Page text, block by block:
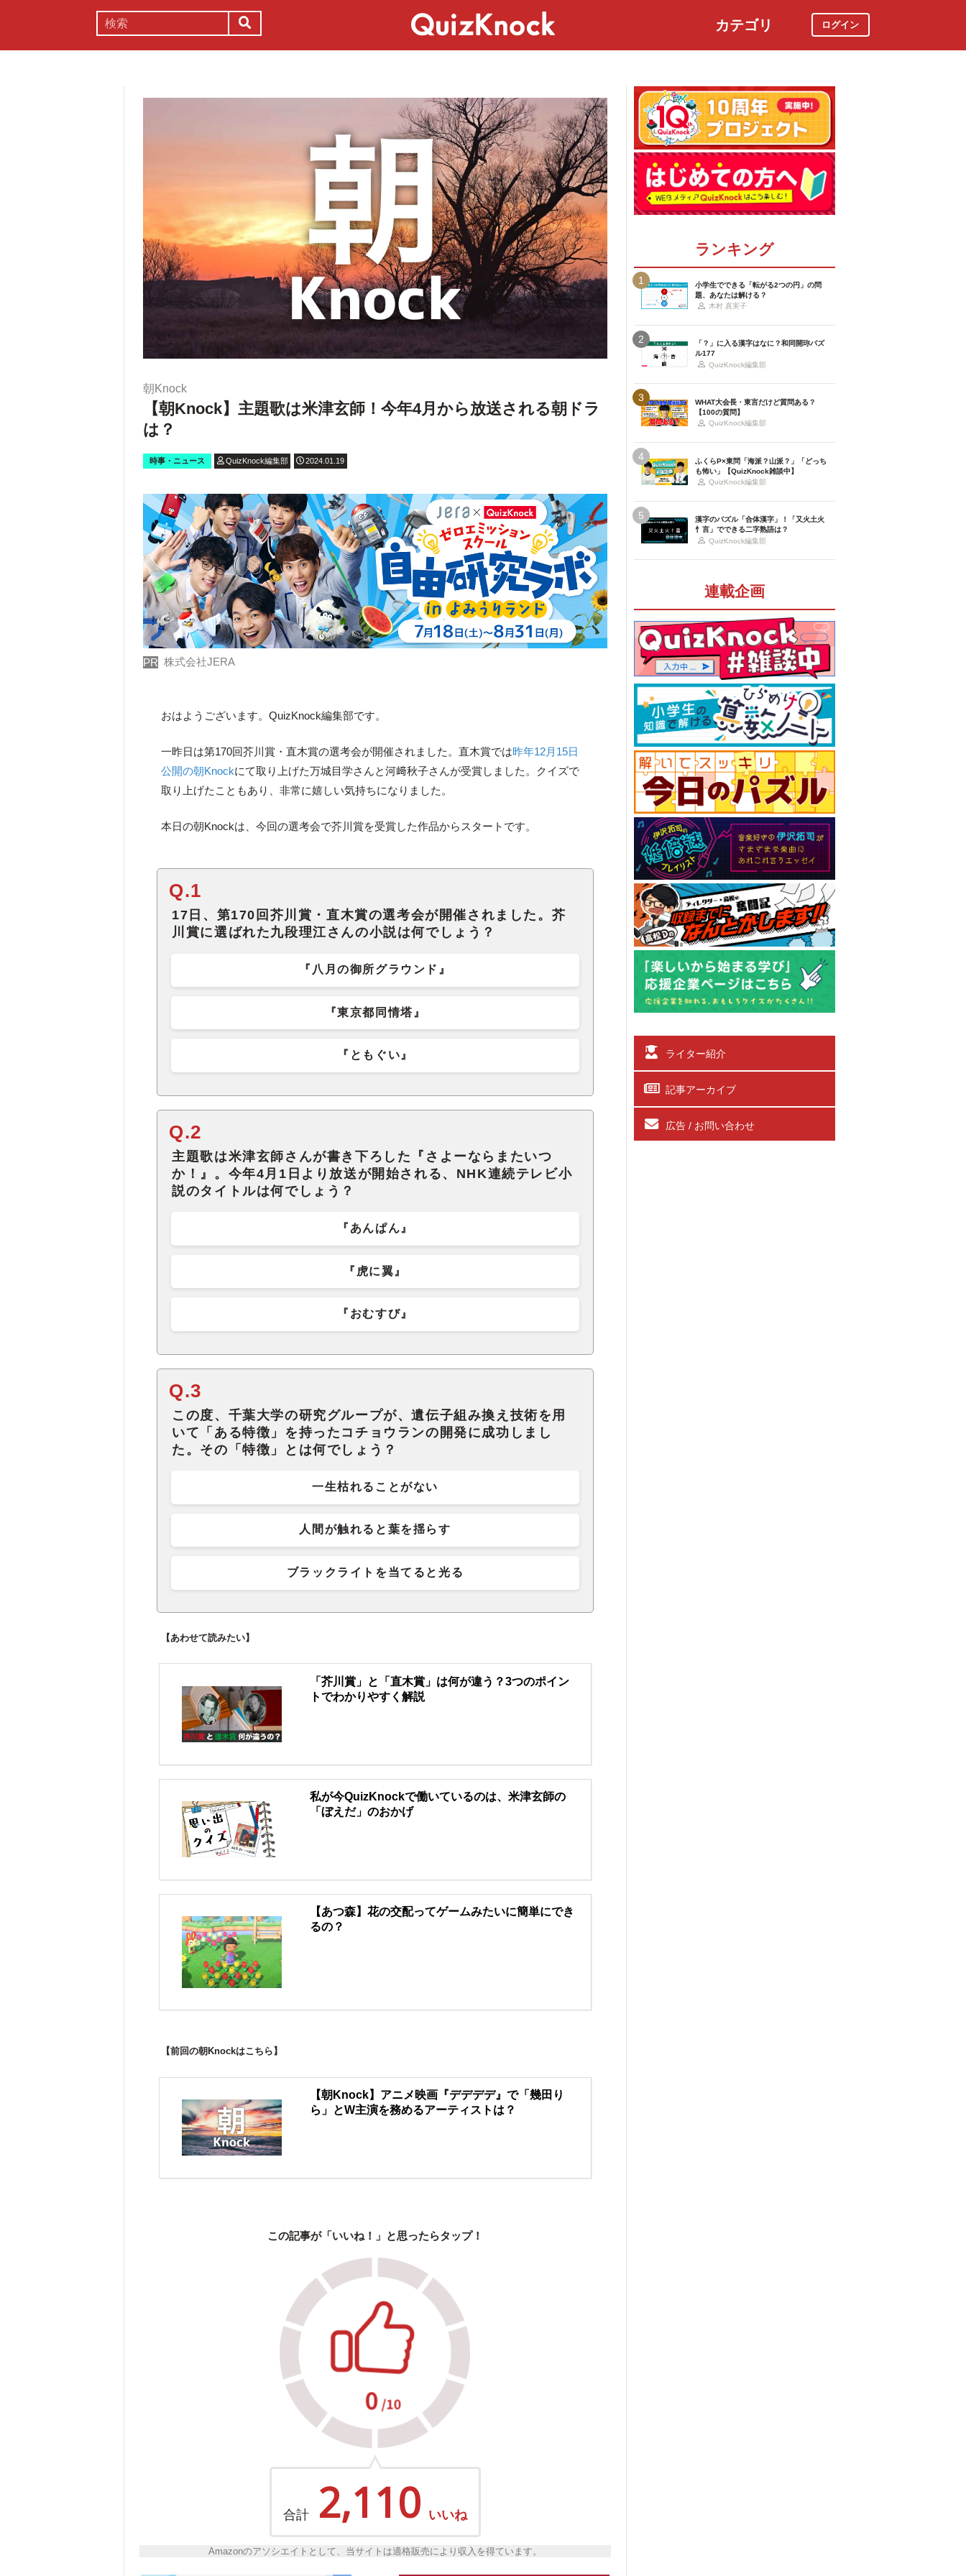
カテゴリ ログイン
朝Knock
【朝Knock】主題歌は米津玄師！今年4月から放送される朝ドラ
は？
時事・ニュース QuizKnock編集部 2024.01.19
PR 株式会社JERA
おはようございます。QuizKnock編集部です。
一昨日は第170回芥川賞・直木賞の選考会が開催されました。直木賞では昨年12月15日
公開の朝Knockにて取り上げた万城目学さんと河﨑秋子さんが受賞しました。クイズで
取り上げたこともあり、非常に嬉しい気持ちになりました。
本日の朝Knockは、今回の選考会で芥川賞を受賞した作品からスタートです。
Q.1
17日、第170回芥川賞・直木賞の選考会が開催されました。芥
川賞に選ばれた九段理江さんの小説は何でしょう？
『八月の御所グラウンド』
『東京都同情塔』
『ともぐい』
Q.2
主題歌は米津玄師さんが書き下ろした『さよーならまたいつ
か！』。今年4月1日より放送が開始される、NHK連続テレビ小
説のタイトルは何でしょう？
『あんぱん』
『虎に翼』
『おむすび』
Q.3
この度、千葉大学の研究グループが、遺伝子組み換え技術を用
いて「ある特徴」を持ったコチョウランの開発に成功しまし
た。その「特徴」とは何でしょう？
一生枯れることがない
人間が触れると葉を揺らす
ブラックライトを当てると光る
【あわせて読みたい】
「芥川賞」と「直木賞」は何が違う？3つのポイン
トでわかりやすく解説
私が今QuizKnockで働いているのは、米津玄師の
「ぼえだ」のおかげ
【あつ森】花の交配ってゲームみたいに簡単にでき
るの？
【前回の朝Knockはこちら】
【朝Knock】アニメ映画『デデデデ』で「幾田り
ら」とW主演を務めるアーティストは？
この記事が「いいね！」と思ったらタップ！
合計 2,110 いいね
Amazonのアソシエイトとして、当サイトは適格販売により収入を得ています。
ランキング
1
小学生でできる「転がる2つの円」の問
題、あなたは解ける？
木村 真実子
2
「？」に入る漢字はなに？和同開珎パズ
ル177
QuizKnock編集部
3
WHAT大会長・東言だけど質問ある？
【100の質問】
QuizKnock編集部
4
ふくらP×東問「海派？山派？」「どっち
も怖い」【QuizKnock雑談中】
QuizKnock編集部
5
漢字のパズル「合体漢字」！「又火土火
忄言」でできる二字熟語は？
QuizKnock編集部
連載企画
ライター紹介
記事アーカイブ
広告 / お問い合わせ